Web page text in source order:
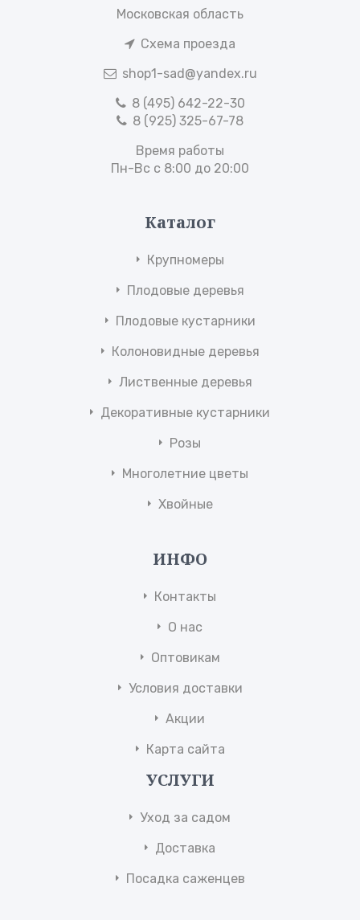
Московская область
Схема проезда
shop1-sad@yandex.ru
8 (495) 642-22-30
8 (925) 325-67-78
Время работы
Пн-Вс с 8:00 до 20:00
Каталог
Крупномеры
Плодовые деревья
Плодовые кустарники
Колоновидные деревья
Лиственные деревья
Декоративные кустарники
Розы
Многолетние цветы
Хвойные
ИНФО
Контакты
О нас
Оптовикам
Условия доставки
Акции
Карта сайта
УСЛУГИ
Уход за садом
Доставка
Посадка саженцев